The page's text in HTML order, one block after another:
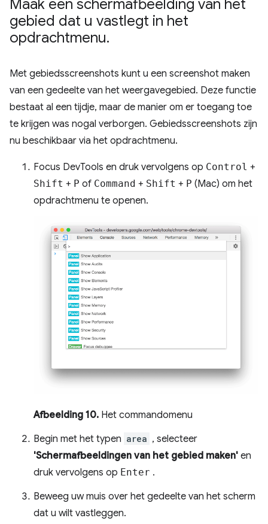
Maak een schermafbeelding van het
gebied dat u vastlegt in het
opdrachtmenu.
Met gebiedsscreenshots kunt u een screenshot maken
van een gedeelte van het weergavegebied. Deze functie
bestaat al een tijdje, maar de manier om er toegang toe
te krijgen was nogal verborgen. Gebiedsscreenshots zijn
nu beschikbaar via het opdrachtmenu.
Focus DevTools en druk vervolgens op Control +
Shift + P of Command + Shift + P (Mac) om het
opdrachtmenu te openen.
Afbeelding 10. Het commandomenu
Begin met het typen area , selecteer
'Schermafbeeldingen van het gebied maken' en
druk vervolgens op Enter .
Beweeg uw muis over het gedeelte van het scherm
dat u wilt vastleggen.